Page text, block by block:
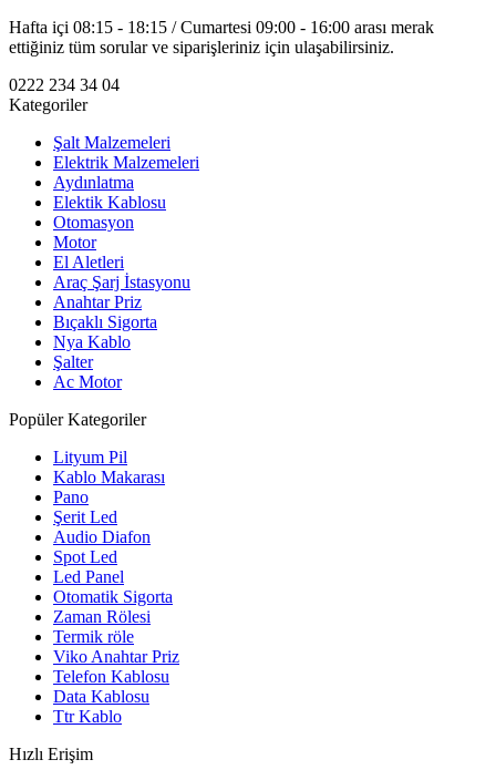
Hafta içi 08:15 - 18:15 / Cumartesi 09:00 - 16:00 arası merak
ettiğiniz tüm sorular ve siparişleriniz için ulaşabilirsiniz.
0222 234 34 04
Kategoriler
Şalt Malzemeleri
Elektrik Malzemeleri
Aydınlatma
Elektik Kablosu
Otomasyon
Motor
El Aletleri
Araç Şarj İstasyonu
Anahtar Priz
Bıçaklı Sigorta
Nya Kablo
Şalter
Ac Motor
Popüler Kategoriler
Lityum Pil
Kablo Makarası
Pano
Şerit Led
Audio Diafon
Spot Led
Led Panel
Otomatik Sigorta
Zaman Rölesi
Termik röle
Viko Anahtar Priz
Telefon Kablosu
Data Kablosu
Ttr Kablo
Hızlı Erişim